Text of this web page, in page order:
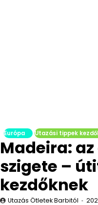
Európa Utazási tippek
Madeira:
szigete –
kezdőknek
Utazás Ötletek Barbitól